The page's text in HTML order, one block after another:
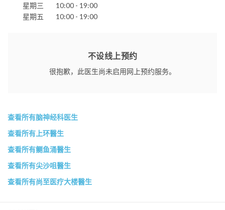
圣德肋撒医院
港怡医院
星期三
10:00 - 19:00
星期五
10:00 - 19:00
不设线上预约
很抱歉，此医生尚未启用网上预约服务。
查看所有脑神经科医生
查看所有上环醫生
查看所有鲗鱼涌醫生
查看所有尖沙咀醫生
查看所有尚至医疗大楼醫生